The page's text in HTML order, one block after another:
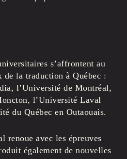
s’affrontent au
de la traduction à Québec :
l’Université de Montréal,
l’Université Laval
du Québec en Outaouais.
renoue avec les épreuves
également de nouvelles